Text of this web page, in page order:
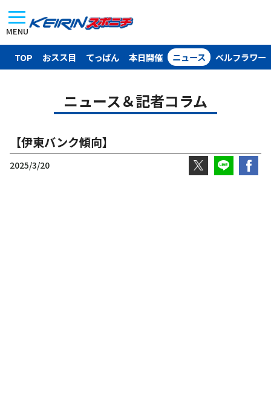
MENU
TOP おスス目 てっぱん 本日開催 ニュース ベルフラワー
ニュース＆記者コラム
【伊東バンク傾向】
2025/3/20